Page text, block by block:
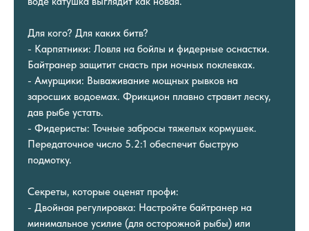
Для кого? Для каких битв?
- Карпятники: Ловля на бойлы и фидерные оснастки.
Байтранер защитит снасть при ночных поклевках.
- Амурщики: Вываживание мощных рывков на
заросших водоемах. Фрикцион плавно стравит леску,
дав рыбе устать.
- Фидеристы: Точные забросы тяжелых кормушек.
Передаточное число 5.2:1 обеспечит быструю
подмотку.
Секреты, которые оценят профи:
- Двойная регулировка: Настройте байтранер на
минимальное усилие (для осторожной рыбы) или